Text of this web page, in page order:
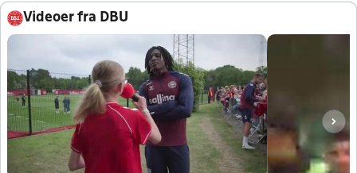
Videoer fra DBU